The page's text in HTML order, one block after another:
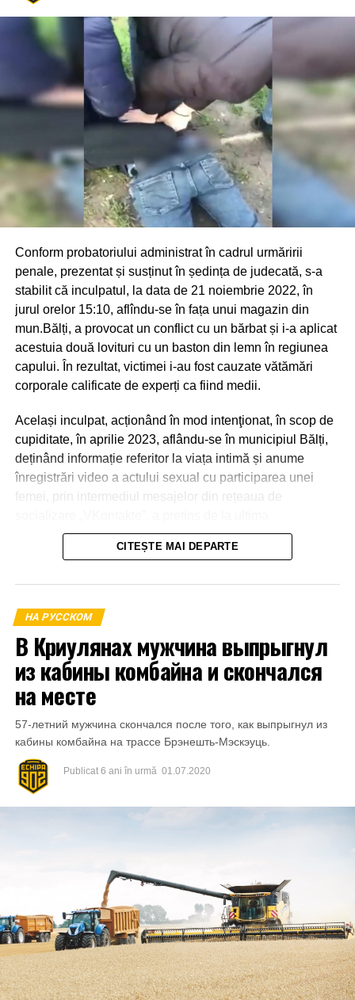
Conform probatoriului administrat în cadrul urmăririi
penale, prezentat și susținut în ședința de judecată, s-a
stabilit că inculpatul, la data de 21 noiembrie 2022, în
jurul orelor 15:10, aflîndu-se în fața unui magazin din
mun.Bălți, a provocat un conflict cu un bărbat și i-a aplicat
acestuia două lovituri cu un baston din lemn în regiunea
capului. În rezultat, victimei i-au fost cauzate vătămări
corporale calificate de experți ca fiind medii.
Același inculpat, acționând în mod intenţionat, în scop de
cupiditate, în aprilie 2023, aflându-se în municipiul Bălți,
deținând informație referitor la viața intimă și anume
înregistrări video a actului sexual cu participarea unei
femei, prin intermediul mesajelor din rețeaua de
transmiterea banilor în sumă de 600 euro, în caz contrar o
amenința cu răspândirea înregistrărilor video.
La 21 aprilie 2023, aflându-se în apartamentul părții
vătămate din mun.Bălți a primit o parte din sumă și anume
1000 de lei.
CITEȘTE MAI DEPARTE
НА РУССКОМ
В Криулянах мужчина выпрыгнул
из кабины комбайна и скончался
на месте
57-летний мужчина скончался после того, как выпрыгнул из
кабины комбайна на трассе Брэнешть-Мэскэуць.
Publicat 6 ani în urmă 01.07.2020